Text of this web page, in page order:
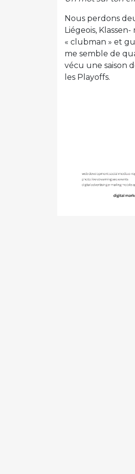
Nous perdons
Liégeois,
« clubman » et
me semble de
vécu une saison
les Playoffs.